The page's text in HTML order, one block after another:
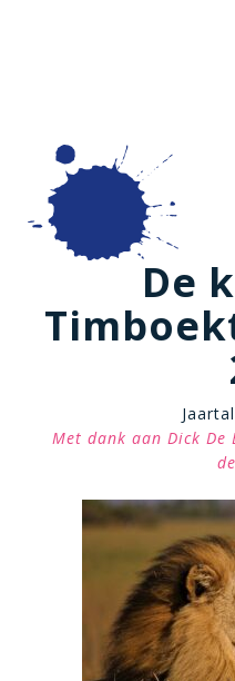
De
Met dank aan Dick